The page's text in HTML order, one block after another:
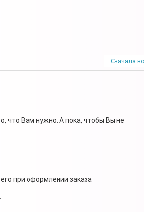
что Вам нужно. А пока, чтобы Вы не
при оформлении заказа